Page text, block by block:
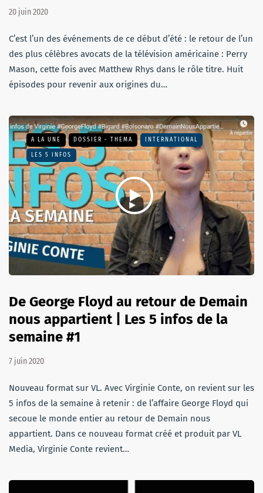
20 juin 2020
C’est l’un des événements de ce début d’été : le retour de l’un
des plus célèbres avocats de la télévision américaine : Perry
Mason, cette fois avec Matthew Rhys dans le rôle titre. Huit
épisodes pour revenir aux origines du…
A LA UNE DOSSIER - THEMA INTERNATIONAL
LES 5 INFOS
De George Floyd au retour de Demain
nous appartient | Les 5 infos de la
semaine #1
7 juin 2020
Nouveau format sur VL. Avec Virginie Conte, on revient sur les
5 infos de la semaine à retenir : de l’affaire George Floyd qui
secoue le monde entier au retour de Demain nous
appartient. Dans ce nouveau format créé et produit par VL
Media, Virginie Conte revient…